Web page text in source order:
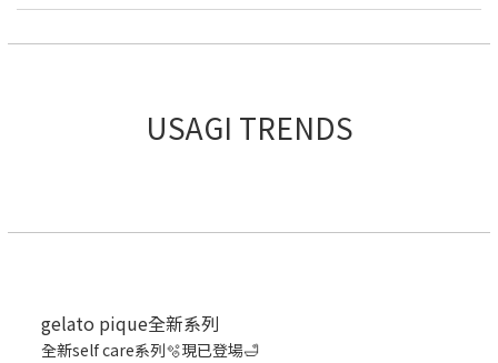
USAGI TRENDS
gelato pique全新系列
全新self care系列🫧現已登場🛁